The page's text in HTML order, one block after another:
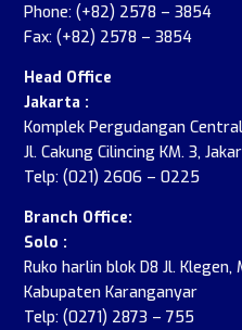
Phone: (+82) 2578 – 3854
Fax: (+82) 2578 – 3854
Head Office
Jakarta :
Komplek Pergudangan
Jl. Cakung Cilincing KM. 3,
Telp: (021) 2606 – 0225
Branch Office:
Solo :
Ruko harlin blok D8 Jl.
Kabupaten Karanganyar
Telp: (0271) 2873 – 755